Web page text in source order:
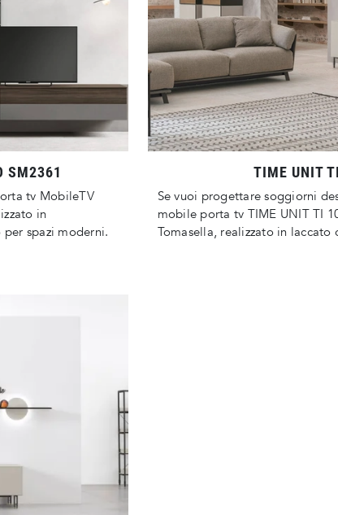
SM2361
tv MobileTV
in
spazi moderni.
TIME UNIT
Se vuoi progettare soggiorni
mobile porta tv TIME UNIT TI
Tomasella, realizzato in laccato